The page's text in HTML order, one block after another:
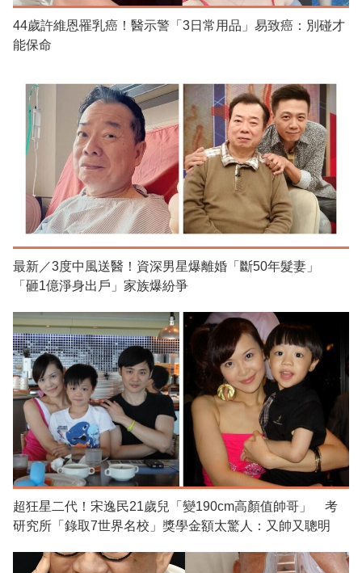
44歲許維恩罹乳癌！醫示警「3日常用品」易致癌：別碰才
能保命
最新／3度中風送醫！資深男星爆離婚「斷50年髮妻」
「砸1億淨身出戶」家族爆紛爭
超狂星二代！宋逸民21歲兒「變190cm高顏值帥哥」 考
研究所「錄取7世界名校」獎學金額太驚人：又帥又聰明